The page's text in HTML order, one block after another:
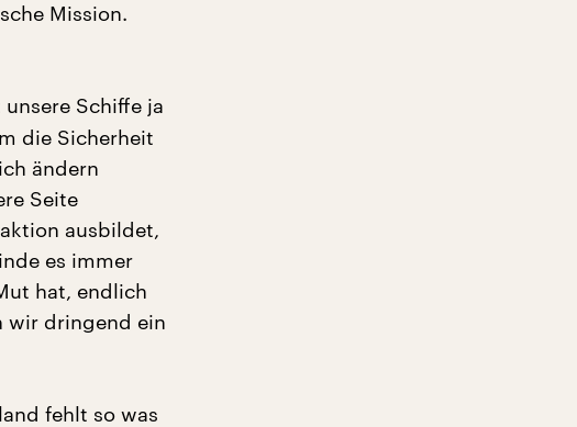
Mission.
Schiffe ja
die Sicherheit
ändern
Seite
ausbildet,
es immer
hat, endlich
wir dringend ein
fehlt so was